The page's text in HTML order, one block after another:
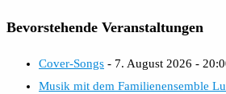
Bevorstehende Veranstaltungen
Cover-Songs - 7. August 2026 -
Musik mit dem Familienensemble